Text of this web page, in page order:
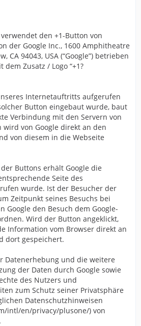
den +1-Button von
der Google Inc., 1600 Amphitheatre
CA 94043, USA (“Google”) betrieben
Zusatz / Logo “+1?
Internetauftritts aufgerufen
Button eingebaut wurde, baut
Verbindung mit den Servern von
wird von Google direkt an den
von diesem in die Webseite
Buttons erhält Google die
Seite des
wurde. Ist der Besucher der
Zeitpunkt seines Besuchs bei
Google den Besuch dem Google-
Wird der Button angeklickt,
Information vom Browser direkt an
dort gespeichert.
Datenerhebung und die weitere
der Daten durch Google sowie
des Nutzers und
zum Schutz seiner Privatsphäre
Datenschutzhinweisen
intl/en/privacy/plusone/) von